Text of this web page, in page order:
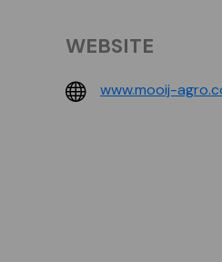
WEBSITE
www.mooij-